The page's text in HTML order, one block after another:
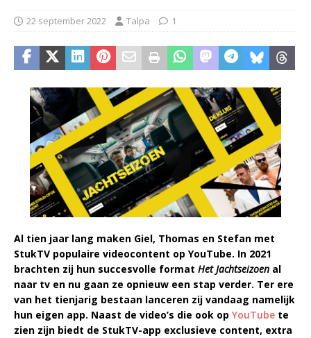
22 september 2022 Talpa 1
Al tien jaar lang maken Giel, Thomas en Stefan met
StukTV populaire videocontent op YouTube. In 2021
brachten zij hun succesvolle format Het Jachtseizoen al
naar tv en nu gaan ze opnieuw een stap verder. Ter ere
van het tienjarig bestaan lanceren zij vandaag namelijk
hun eigen app. Naast de video’s die ook op YouTube te
zien zijn biedt de StukTV-app exclusieve content, extra